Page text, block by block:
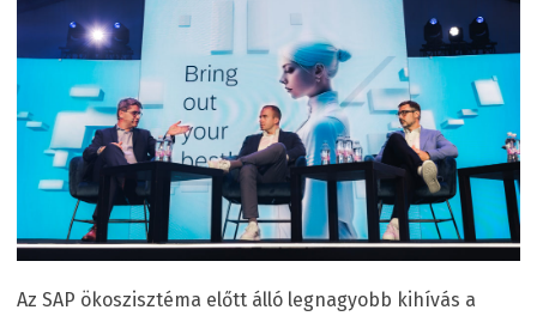
Az SAP ökoszisztéma előtt álló legnagyobb kihívás a